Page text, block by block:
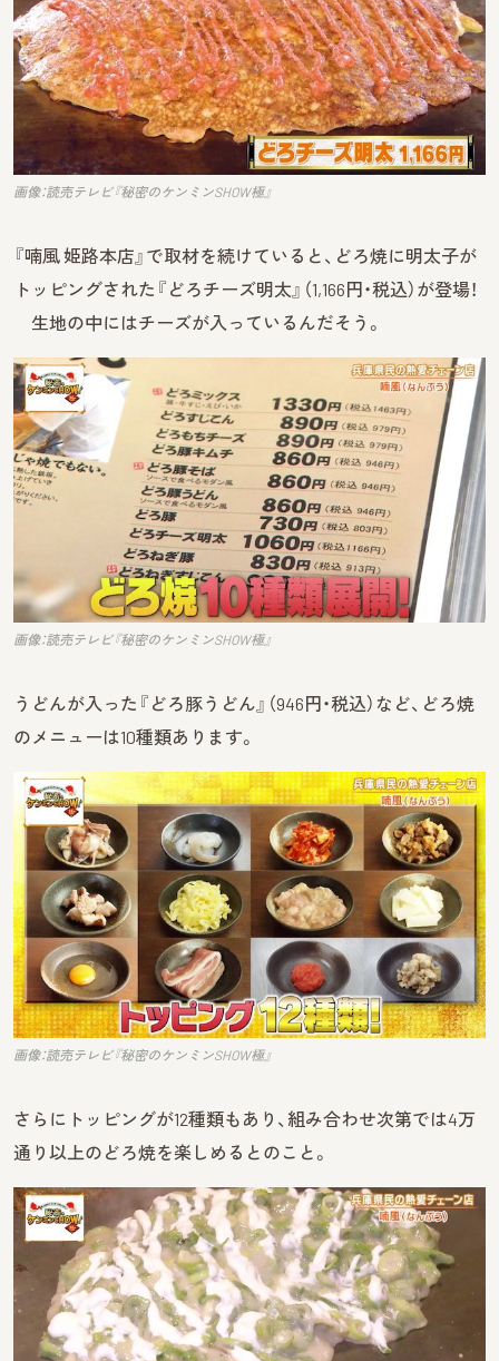
画像：読売テレビ『秘密のケンミンSHOW極』
『喃風 姫路本店』で取材を続けていると、どろ焼に明太子が
トッピングされた『どろチーズ明太』（1,166円・税込）が登場！
生地の中にはチーズが入っているんだそう。
画像：読売テレビ『秘密のケンミンSHOW極』
うどんが入った『どろ豚うどん』（946円・税込）など、どろ焼
のメニューは10種類あります。
画像：読売テレビ『秘密のケンミンSHOW極』
さらにトッピングが12種類もあり、組み合わせ次第では4万
通り以上のどろ焼を楽しめるとのこと。